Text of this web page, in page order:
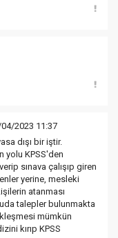
2023 11:37
dışı bir iştir.
yolu KPSS'den
sınava çalışıp giren
yerine, mesleki
atanması
talepler bulunmakta
mümkün
kırıp KPSS